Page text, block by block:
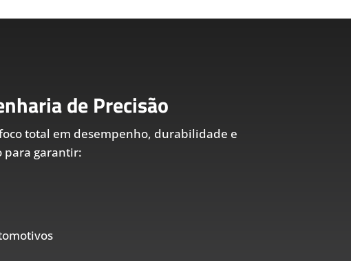
de Precisão
total em desempenho, durabilidade e
para garantir: